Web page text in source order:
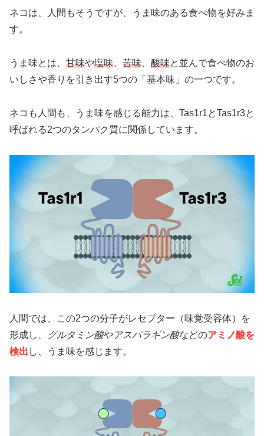
ネコは、人間もそうですが、うま味のある食べ物を好みま
す。
うま味とは、 甘味や塩味 苦味 酸味と並んで食べ物のお
いしさや香りを引き出す5つの「基本味」の一つです。
ネコも人間も、うま味を感じる能力は、Tas1r1とTas1r3と
呼ばれる2つのタンパク質に関係しています。
人間では、この2つの分子がレセプター（味覚受容体）を
形成し、
グルタミン酸や アスパラギン酸などのアミノ酸を
検出 し、うま味を感じます。